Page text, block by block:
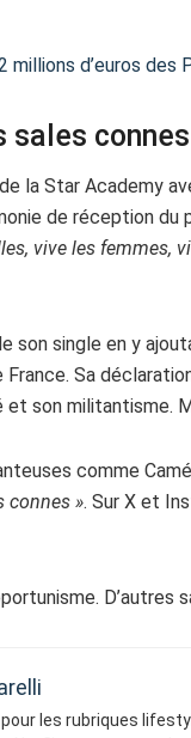
d’euros des
sales
la Star Academy
de réception du
vive les femmes,
son single en y
France. Sa
et son militantisme.
comme
connes ». Sur X et
D’autres
pour les rubriques